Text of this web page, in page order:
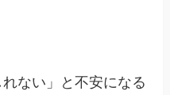
れない」と不安になる